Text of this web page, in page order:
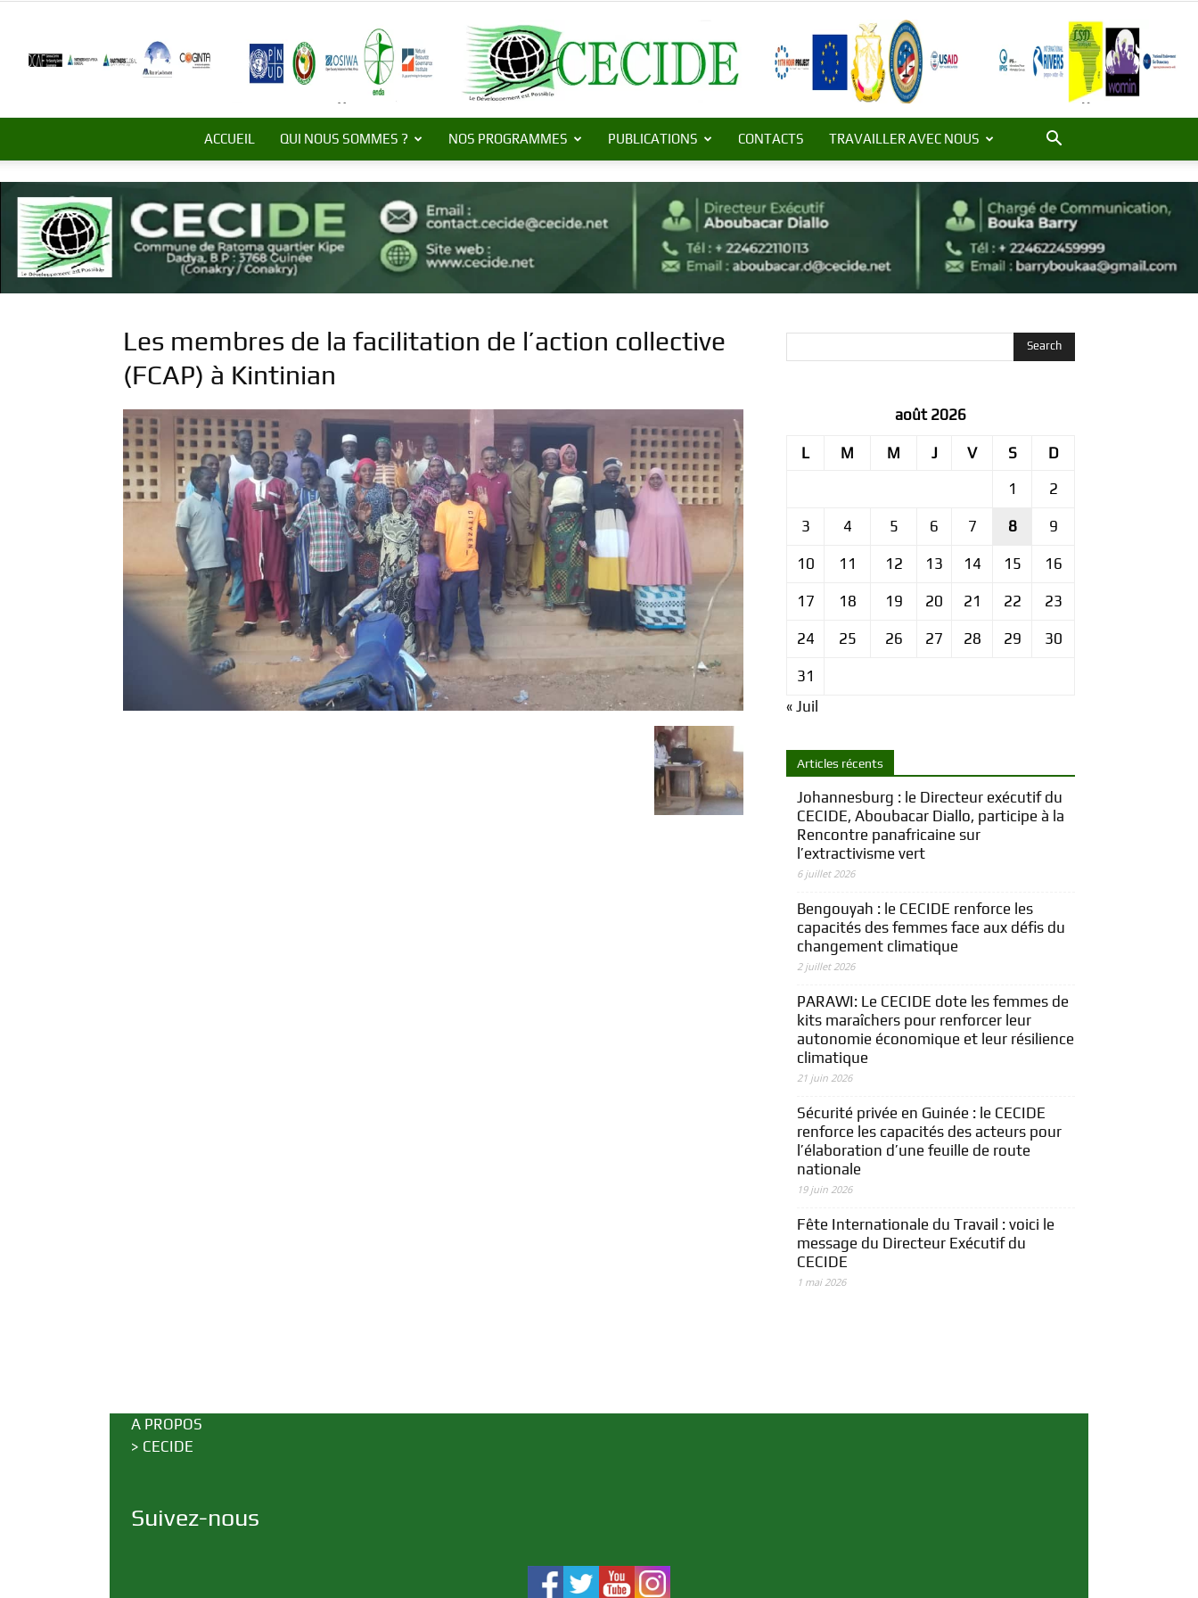
Centre
International
pour
ACCUEIL QUI NOUS SOMMES ? NOS PROGRAMMES PUBLICATIONS CONTACTS TRAVAILLER AVEC NOUS
Les membres de la facilitation de l’action collective
(FCAP) à Kintinian
août 2026
L M M J V S
D
1
2
3 4 5 6 7 8 9
10 11 12 13 14 15 16
17 18 19 20 21 22 23
24 25 26 27 28 29 30
31
« Juil
Articles récents
Johannesburg : le Directeur exécutif du
CECIDE, Aboubacar Diallo, participe à la
Rencontre panafricaine sur
l’extractivisme vert
6 juillet 2026
Bengouyah : le CECIDE renforce les
capacités des femmes face aux défis du
changement climatique
2 juillet 2026
PARAWI: Le CECIDE dote les femmes de
kits maraîchers pour renforcer leur
autonomie économique et leur résilience
climatique
21 juin 2026
Sécurité privée en Guinée : le CECIDE
renforce les capacités des acteurs pour
l’élaboration d’une feuille de route
nationale
19 juin 2026
Fête Internationale du Travail : voici le
message du Directeur Exécutif du
CECIDE
1 mai 2026
A PROPOS
> CECIDE
Suivez-nous